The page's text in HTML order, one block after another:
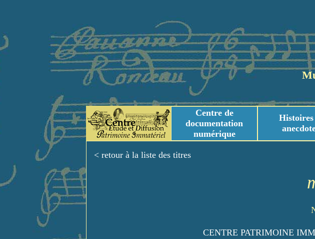
Centre de
documentation
numérique
Histoires
< retour à la liste des titres
CENTRE PATRIMOINE